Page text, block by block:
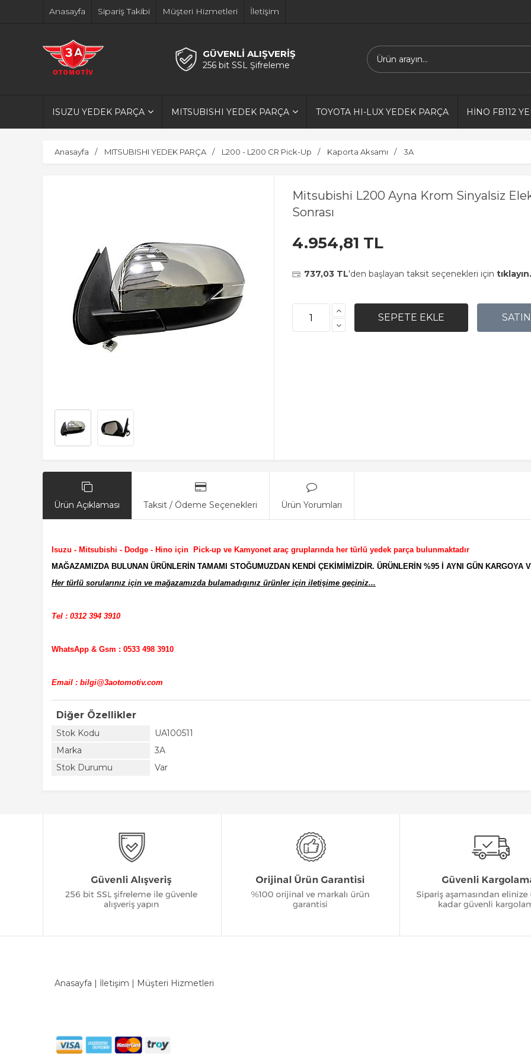
Anasayfa Sipariş Takibi Müşteri Hizmetleri İletişim
GÜVENLİ ALIŞVERİŞ
256 bit SSL Şifreleme
ISUZU YEDEK PARÇA MITSUBISHI YEDEK PARÇA TOYOTA HI-LUX YEDEK PARÇA HİNO FB112
Anasayfa MITSUBISHI YEDEK PARÇA L200 - L200 CR Pick-Up Kaporta Aksamı 3A
Mitsubishi L200 Ayna Krom Sinyalsiz
Sonrası
4.954,81 TL
737,03 TL'den başlayan taksit seçenekleri için tıklayın.
Ürün Açıklaması Taksit / Ödeme Seçenekleri Ürün Yorumları
Isuzu - Mitsubishi - Dodge - Hino için Pick-up ve Kamyonet araç gruplarında her türlü yedek parça bulunmaktadır
MAĞAZAMIZDA BULUNAN ÜRÜNLERİN TAMAMI STOĞUMUZDAN KENDİ ÇEKİMİMİZDİR. ÜRÜNLERİN %95 İ AYNI GÜN KARGOYA
Her türlü sorularınız için ve mağazamızda bulamadıgınız ürünler için iletişime geçiniz...
Tel : 0312 394 3910
WhatsApp & Gsm : 0533 498 3910
Email : bilgi@3aotomotiv.com
Diğer Özellikler
Stok Kodu
UA100511
Marka
3A
Stok Durumu
Var
Anasayfa | İletişim | Müşteri Hizmetleri